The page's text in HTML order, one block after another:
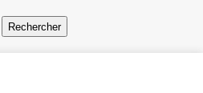
Rechercher